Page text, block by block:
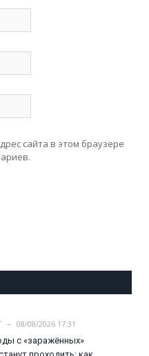
сайта в этом браузере
08/08/2026 17:31
с «заражённых»